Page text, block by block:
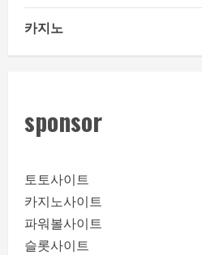
카지노
sponsor
토토사이트
카지노사이트
파워볼사이트
슬롯사이트